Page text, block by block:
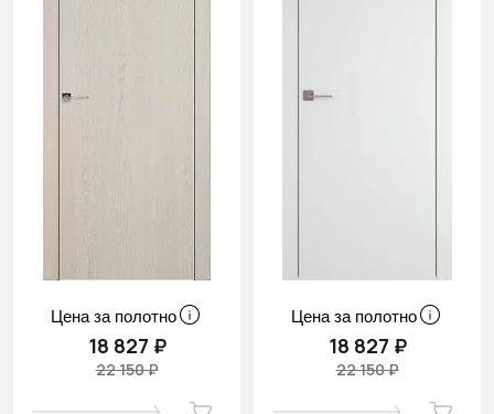
Цена за полотно
18 827 ₽
22 150 ₽
Цена за полотно
18 827 ₽
22 150 ₽